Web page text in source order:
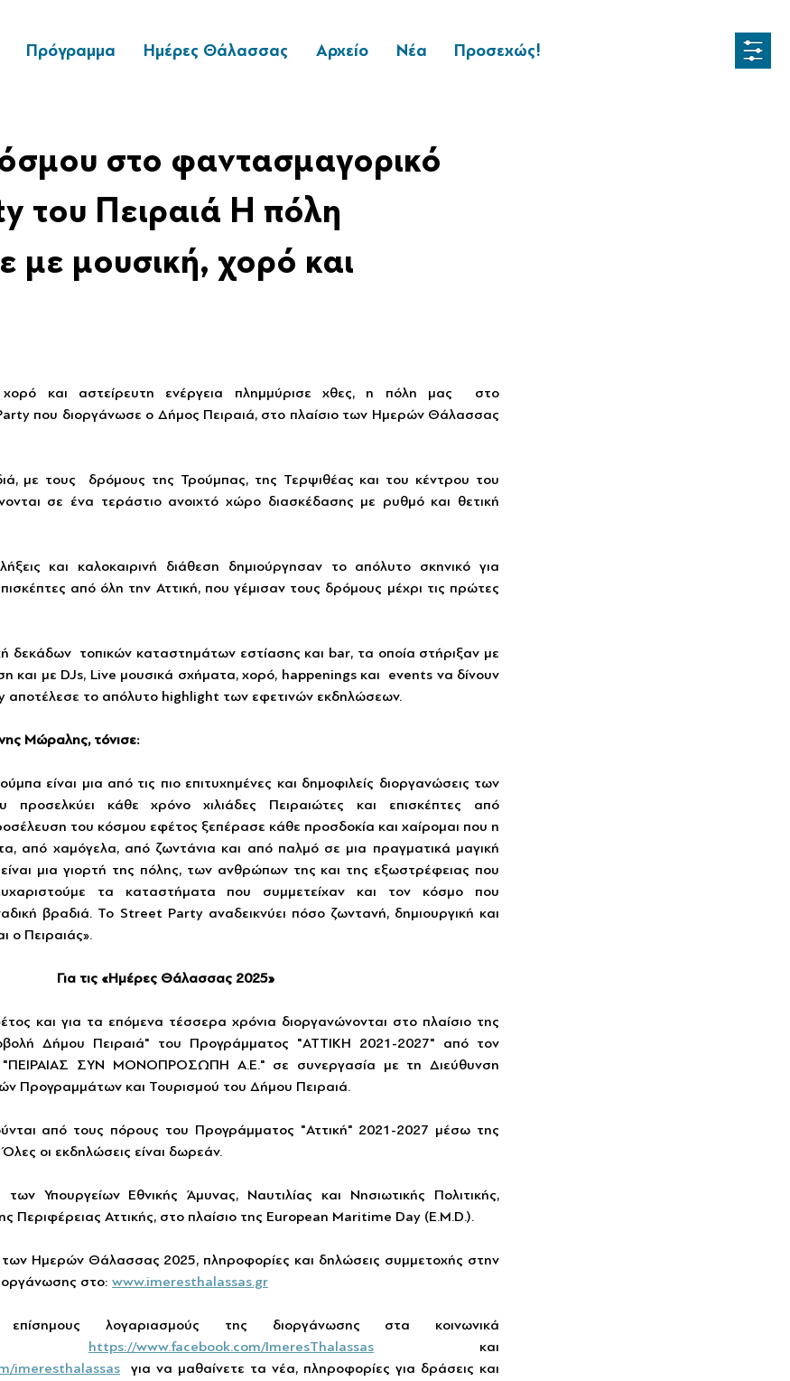
Πρόγραμμα Ημέρες Θάλασσας Αρχείο Νέα Προσεχώς!
στο φαντασμαγορικό
του Πειραιά Η πόλη
με μουσική, χορό και
και αστείρευτη ενέργεια πλημμύρισε χθες, η πόλη μας  στο
που διοργάνωσε ο Δήμος Πειραιά, στο πλαίσιο των Ημερών Θάλασσας
με τους  δρόμους της Τρούμπας, της Τερψιθέας και του κέντρου του
σε ένα τεράστιο ανοιχτό χώρο διασκέδασης με ρυθμό και θετική
και καλοκαιρινή διάθεση δημιούργησαν το απόλυτο σκηνικό για
από όλη την Αττική, που γέμισαν τους δρόμους μέχρι τις πρώτες
δεκάδων  τοπικών καταστημάτων εστίασης και bar, τα οποία στήριξαν με
και με DJs, Live μουσικά σχήματα, χορό, happenings και  events να δίνουν
αποτέλεσε το απόλυτο highlight των εφετινών εκδηλώσεων.
Μώραλης, τόνισε:
είναι μια από τις πιο επιτυχημένες και δημοφιλείς διοργανώσεις των
κάθε χρόνο χιλιάδες Πειραιώτες και επισκέπτες από
του κόσμου εφέτος ξεπέρασε κάθε προσδοκία και χαίρομαι που η
από χαμόγελα, από ζωντάνια και από παλμό σε μια πραγματικά μαγική
μια γιορτή της πόλης, των ανθρώπων της και της εξωστρέφειας που
τα καταστήματα που συμμετείχαν και τον κόσμο που
βραδιά. Το Street Party αναδεικνύει πόσο ζωντανή, δημιουργική και
ο Πειραιάς».
Για τις «Ημέρες Θάλασσας 2025»
και για τα επόμενα τέσσερα χρόνια διοργανώνονται στο πλαίσιο της
Δήμου Πειραιά" του Προγράμματος "ΑΤΤΙΚΗ 2021-2027" από τον
"ΠΕΙΡΑΙΑΣ ΣΥΝ ΜΟΝΟΠΡΟΣΩΠΗ Α.Ε." σε συνεργασία με τη Διεύθυνση
Προγραμμάτων και Τουρισμού του Δήμου Πειραιά.
από τους πόρους του Προγράμματος "Αττική" 2021-2027 μέσω της
οι εκδηλώσεις είναι δωρεάν.
Υπουργείων Εθνικής Άμυνας, Ναυτιλίας και Νησιωτικής Πολιτικής,
Περιφέρειας Αττικής, στο πλαίσιο της European Maritime Day (E.M.D.).
Ημερών Θάλασσας 2025, πληροφορίες και δηλώσεις συμμετοχής στην
στο: www.imeresthalassas.gr
επίσημους λογαριασμούς της διοργάνωσης στα κοινωνικά
https://www.facebook.com/ImeresThalassas
imeresthalassas για να μαθαίνετε τα νέα, πληροφορίες για δράσεις και